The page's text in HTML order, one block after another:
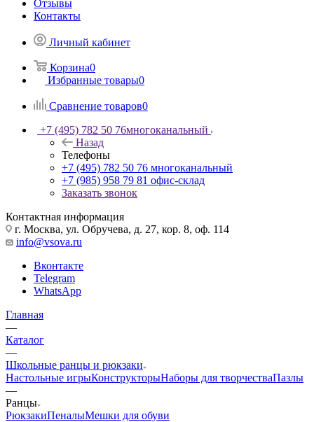
Отзывы
Контакты
Личный кабинет
Корзина0
Избранные товары0
Сравнение товаров0
+7 (495) 782 50 76многоканальный
Назад
Телефоны
+7 (495) 782 50 76 многоканальный
+7 (985) 958 79 81 офис-склад
Заказать звонок
Контактная информация
г. Москва, ул. Обручева, д. 27, кор. 8, оф. 114
info@vsova.ru
Вконтакте
Telegram
WhatsApp
Главная
—
Каталог
—
Школьные ранцы и рюкзаки
Настольные игрыКонструкторыНаборы для творчестваПазлы
—
Ранцы
РюкзакиПеналыМешки для обуви